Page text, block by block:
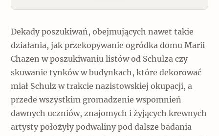
Dekady poszukiwań, obejmujących nawet takie
działania, jak przekopywanie ogródka domu Marii
Chazen w poszukiwaniu listów od Schulza czy
skuwanie tynków w budynkach, które dekorować
miał Schulz w trakcie nazistowskiej okupacji, a
przede wszystkim gromadzenie wspomnień
dawnych uczniów, znajomych i żyjących krewnych
artysty położyły podwaliny pod dalsze badania